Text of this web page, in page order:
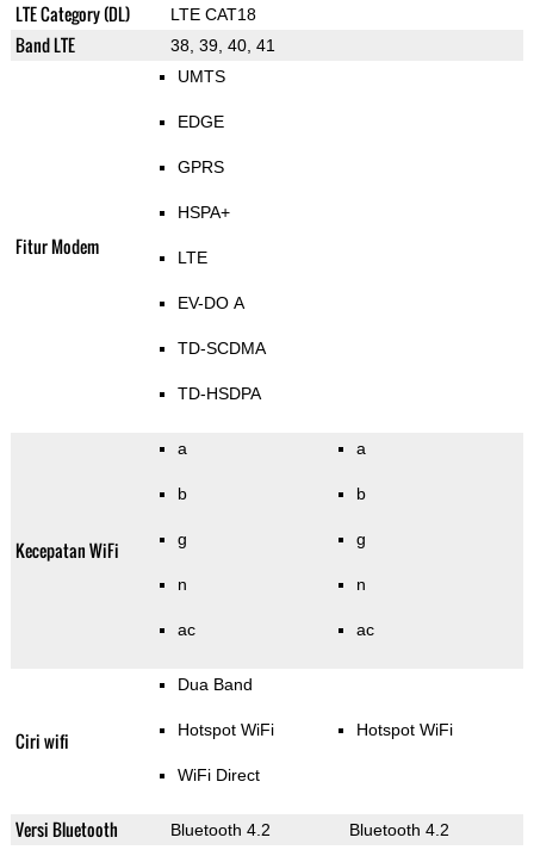
LTE Category (DL) LTE CAT18
Band LTE 38, 39, 40, 41
Fitur Modem
UMTS
EDGE
GPRS
HSPA+
LTE
EV-DO A
TD-SCDMA
TD-HSDPA
Kecepatan WiFi
a
b
g
n
ac
a
b
g
n
ac
Ciri wifi
Dua Band
Hotspot WiFi
WiFi Direct
Hotspot WiFi
Versi Bluetooth Bluetooth 4.2 Bluetooth 4.2